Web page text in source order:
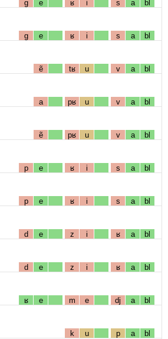
g e ʁ i s a bl
g e ʁ i s a bl
ẽ tʁ u v a bl
a pʁ u v a bl
ẽ pʁ u v a bl
p e ʁ i s a bl
p e ʁ i s a bl
d e z i ʁ a bl
d e z i ʁ a bl
ʁ e m e dj a bl
k u p a bl